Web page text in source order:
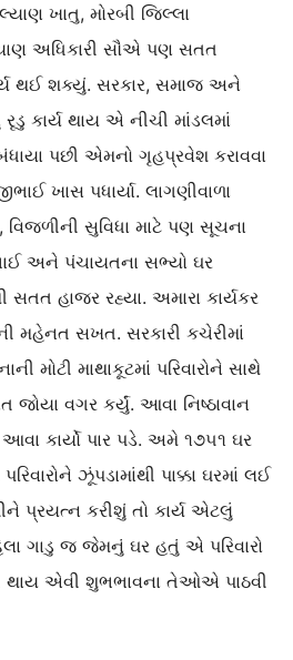
ખાતુ, મોરબી જિલ્લા
અધિકારી સૌએ પણ સતત
થઈ શક્યું. સરકાર, સમાજ અને
કાર્ય થાય એ નીચી માંડલમાં
બંધાયા પછી એમનો ગૃહપ્રવેશ કરાવવા
ખાસ પધાર્યા. લાગણીવાળા
સુવિધા માટે પણ સૂચના
અને પંચાયતના સભ્યો ઘર
સતત હાજર રહ્યા. અમારા કાર્યકર
મહેનત સખત. સરકારી કચેરીમાં
મોટી માથાકૂટમાં પરિવારોને સાથે
જોયા વગર કર્યું. આવા નિષ્ઠાવાન
કાર્યો પાર પડે. અમે ૧૭૫૧ ઘર
ઝૂંપડામાંથી પાક્કા ઘરમાં લઈ
પ્રયત્ન કરીશું તો કાર્ય એટલું
ગાડુ જ જેમનું ઘર હતું એ પરિવારો
થાય એવી શુભભાવના તેઓએ પાઠવી